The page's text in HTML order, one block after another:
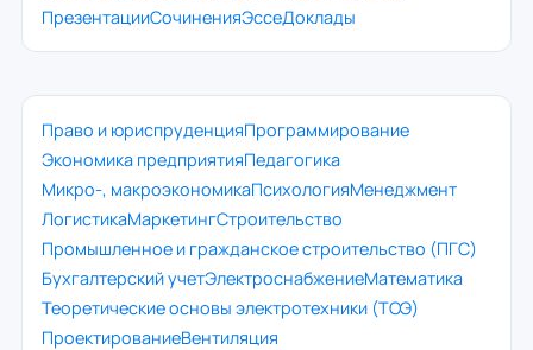
ПрезентацииСочиненияЭссеДоклады
Право и юриспруденцияПрограммирование
Экономика предприятияПедагогика
Микро-, макроэкономикаПсихологияМенеджмент
ЛогистикаМаркетингСтроительство
Промышленное и гражданское строительство (ПГС)
Бухгалтерский учетЭлектроснабжениеМатематика
Теоретические основы электротехники (ТОЭ)
ПроектированиеВентиляция